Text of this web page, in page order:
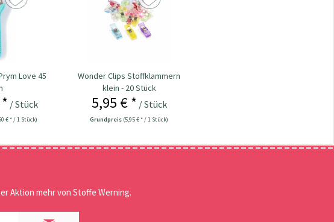
Love 45
/ Stück
€ * / 1 Stück)
Wonder Clips Stoffklammern
klein - 20 Stück
5,95 € * / Stück
Grundpreis (5,95 € * / 1 Stück)
Aktion mehr von Stoffe Werning.